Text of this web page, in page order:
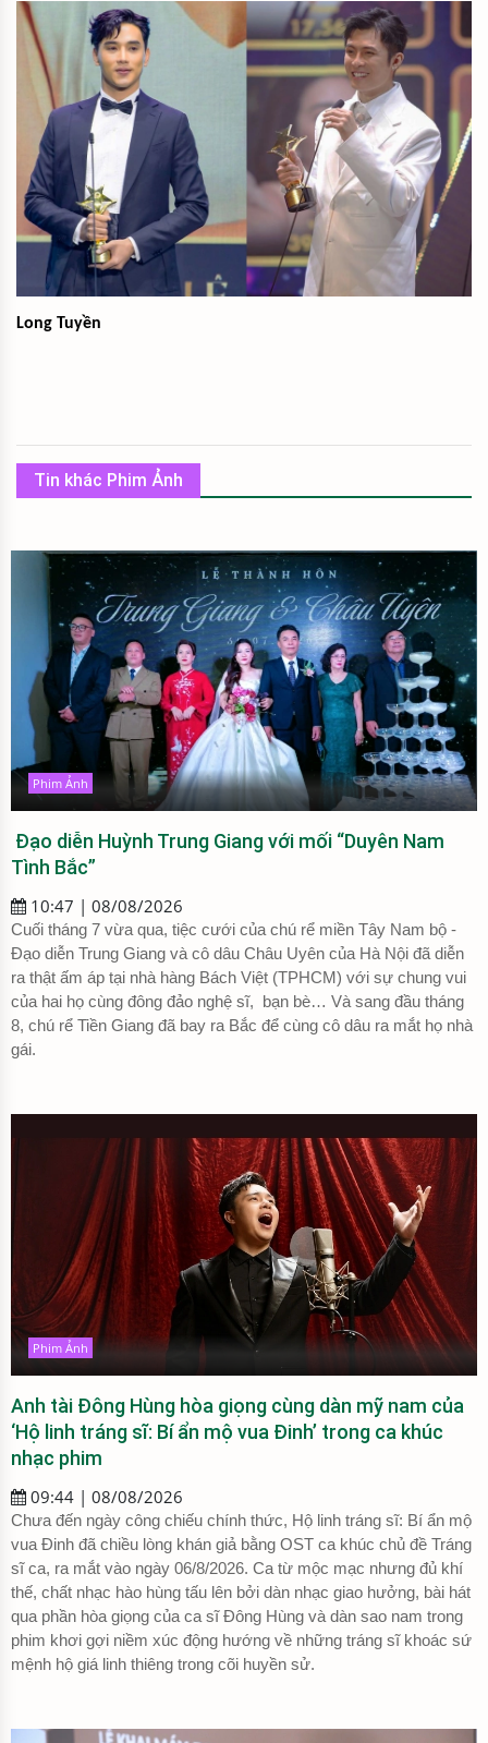
Long Tuyền
Tin khác Phim Ảnh
Phim Ảnh
Đạo diễn Huỳnh Trung Giang với mối “Duyên Nam
Tình Bắc”
10:47 | 08/08/2026
Cuối tháng 7 vừa qua, tiệc cưới của chú rể miền Tây Nam bộ -
Đạo diễn Trung Giang và cô dâu Châu Uyên của Hà Nội đã diễn
ra thật ấm áp tại nhà hàng Bách Việt (TPHCM) với sự chung vui
của hai họ cùng đông đảo nghệ sĩ, bạn bè… Và sang đầu tháng
8, chú rể Tiền Giang đã bay ra Bắc để cùng cô dâu ra mắt họ nhà
gái.
Phim Ảnh
Anh tài Đông Hùng hòa giọng cùng dàn mỹ nam của
‘Hộ linh tráng sĩ: Bí ẩn mộ vua Đinh’ trong ca khúc
nhạc phim
09:44 | 08/08/2026
Chưa đến ngày công chiếu chính thức, Hộ linh tráng sĩ: Bí ẩn mộ
vua Đinh đã chiều lòng khán giả bằng OST ca khúc chủ đề Tráng
sĩ ca, ra mắt vào ngày 06/8/2026. Ca từ mộc mạc nhưng đủ khí
thế, chất nhạc hào hùng tấu lên bởi dàn nhạc giao hưởng, bài hát
qua phần hòa giọng của ca sĩ Đông Hùng và dàn sao nam trong
phim khơi gợi niềm xúc động hướng về những tráng sĩ khoác sứ
mệnh hộ giá linh thiêng trong cõi huyền sử.